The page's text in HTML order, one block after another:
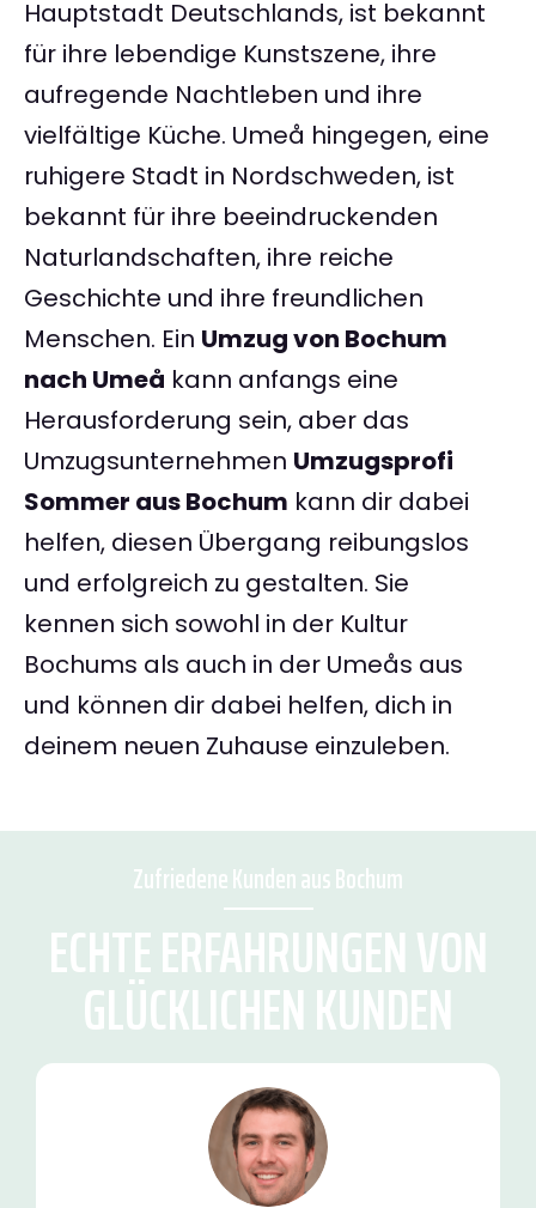
Hauptstadt Deutschlands, ist bekannt
für ihre lebendige Kunstszene, ihre
aufregende Nachtleben und ihre
vielfältige Küche. Umeå hingegen, eine
ruhigere Stadt in Nordschweden, ist
bekannt für ihre beeindruckenden
Naturlandschaften, ihre reiche
Geschichte und ihre freundlichen
Menschen. Ein Umzug von Bochum
nach Umeå kann anfangs eine
Herausforderung sein, aber das
Umzugsunternehmen Umzugsprofi
Sommer aus Bochum kann dir dabei
helfen, diesen Übergang reibungslos
und erfolgreich zu gestalten. Sie
kennen sich sowohl in der Kultur
Bochums als auch in der Umeås aus
und können dir dabei helfen, dich in
deinem neuen Zuhause einzuleben.
Zufriedene Kunden aus Bochum
ECHTE ERFAHRUNGEN VON
GLÜCKLICHEN KUNDEN